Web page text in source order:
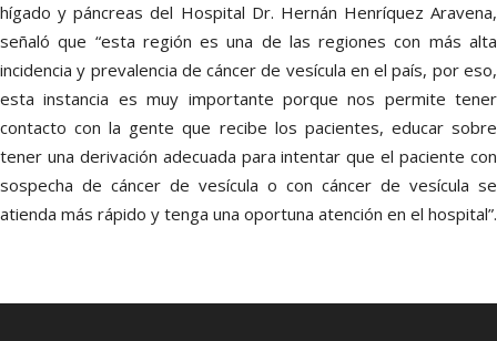
hígado y páncreas del Hospital Dr. Hernán Henríquez Aravena,
señaló que “esta región es una de las regiones con más alta
incidencia y prevalencia de cáncer de vesícula en el país, por eso,
esta instancia es muy importante porque nos permite tener
contacto con la gente que recibe los pacientes, educar sobre
tener una derivación adecuada para intentar que el paciente con
sospecha de cáncer de vesícula o con cáncer de vesícula se
atienda más rápido y tenga una oportuna atención en el hospital”.